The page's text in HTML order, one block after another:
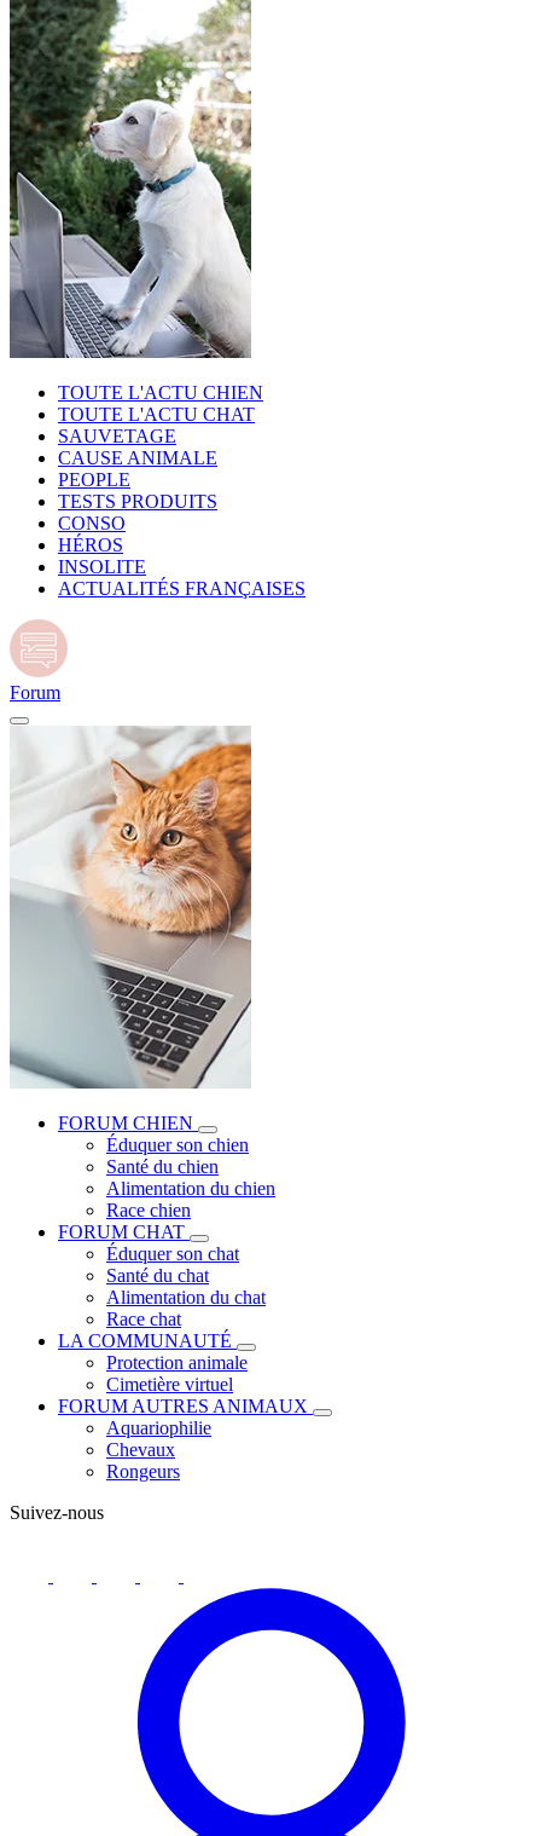
TOUTE L'ACTU CHIEN
TOUTE L'ACTU CHAT
SAUVETAGE
CAUSE ANIMALE
PEOPLE
TESTS PRODUITS
CONSO
HÉROS
INSOLITE
ACTUALITÉS FRANÇAISES
Forum
FORUM CHIEN
Éduquer son chien
Santé du chien
Alimentation du chien
Race chien
FORUM CHAT
Éduquer son chat
Santé du chat
Alimentation du chat
Race chat
LA COMMUNAUTÉ
Protection animale
Cimetière virtuel
FORUM AUTRES ANIMAUX
Aquariophilie
Chevaux
Rongeurs
Suivez-nous